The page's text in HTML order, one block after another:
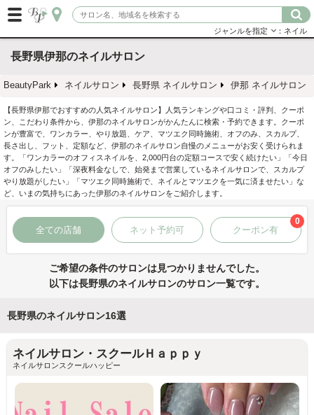
ジャンルを指定 ：ネイル
長野県伊那のネイルサロン
BeautyPark ネイルサロン 長野県 ネイルサロン 伊那 ネイルサロン
【長野県伊那でおすすめの人気ネイルサロン】人気ランキングや口コミ・評判、クーポ
ン、こだわり条件から、伊那のネイルサロンがかんたんに検索・予約できます。クーポ
ンが豊富で、ワンカラー、やり放題、ケア、マツエク同時施術、オフのみ、スカルプ、
長さ出し、フット、定額など、伊那のネイルサロン自慢のメニューがお安く受けられま
す。「ワンカラーのオフィスネイルを、2,000円台の定額コースで安く続けたい」「今日
オフのみしたい」「深夜料金なしで、始発まで営業しているネイルサロンで、スカルプ
やり放題がしたい」「マツエク同時施術で、ネイルとマツエクを一気に済ませたい」な
ど、いまの気持ちにあった伊那のネイルサロンをご紹介します。
全ての店舗 ネット予約可 クーポン有
0
ご希望の条件のサロンは見つかりませんでした。
以下は長野県のネイルサロンのサロン一覧です。
長野県のネイルサロン16選
ネイルサロン・スクールＨａｐｐｙ
ネイルサロンスクールハッピー